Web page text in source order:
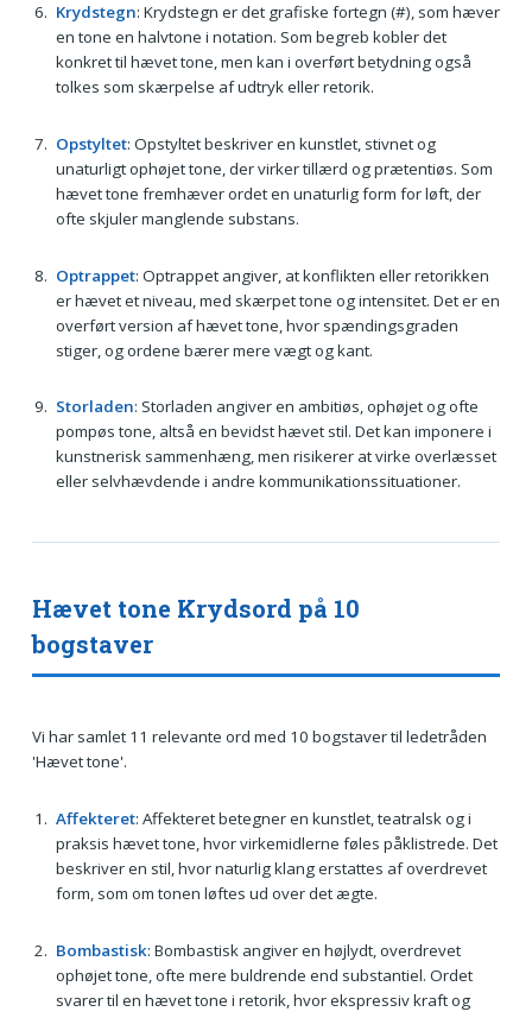
Krydstegn: Krydstegn er det grafiske fortegn (#), som hæver
en tone en halvtone i notation. Som begreb kobler det
konkret til hævet tone, men kan i overført betydning også
tolkes som skærpelse af udtryk eller retorik.
Opstyltet: Opstyltet beskriver en kunstlet, stivnet og
unaturligt ophøjet tone, der virker tillærd og prætentiøs. Som
hævet tone fremhæver ordet en unaturlig form for løft, der
ofte skjuler manglende substans.
Optrappet: Optrappet angiver, at konflikten eller retorikken
er hævet et niveau, med skærpet tone og intensitet. Det er en
overført version af hævet tone, hvor spændingsgraden
stiger, og ordene bærer mere vægt og kant.
Storladen: Storladen angiver en ambitiøs, ophøjet og ofte
pompøs tone, altså en bevidst hævet stil. Det kan imponere i
kunstnerisk sammenhæng, men risikerer at virke overlæsset
eller selvhævdende i andre kommunikationssituationer.
Hævet tone Krydsord på 10
bogstaver
Vi har samlet 11 relevante ord med 10 bogstaver til ledetråden
'Hævet tone'.
Affekteret: Affekteret betegner en kunstlet, teatralsk og i
praksis hævet tone, hvor virkemidlerne føles påklistrede. Det
beskriver en stil, hvor naturlig klang erstattes af overdrevet
form, som om tonen løftes ud over det ægte.
Bombastisk: Bombastisk angiver en højlydt, overdrevet
ophøjet tone, ofte mere buldrende end substantiel. Ordet
svarer til en hævet tone i retorik, hvor ekspressiv kraft og